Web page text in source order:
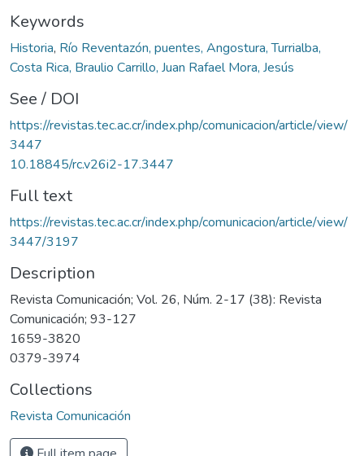
Keywords
Historia, Río Reventazón, puentes, Angostura, Turrialba,
Costa Rica, Braulio Carrillo, Juan Rafael Mora, Jesús
See / DOI
https://revistas.tec.ac.cr/index.php/comunicacion/article/view/
3447
10.18845/rc.v26i2-17.3447
Full text
https://revistas.tec.ac.cr/index.php/comunicacion/article/view/
3447/3197
Description
Revista Comunicación; Vol. 26, Núm. 2-17 (38): Revista
Comunicación; 93-127
1659-3820
0379-3974
Collections
Revista Comunicación